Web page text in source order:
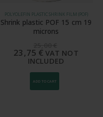
POLYOLEFIN PLASTIC SHRINK FILM (POF)
Shrink plastic POF 15 cm 19
microns
23,75 € VAT NOT
INCLUDED
ADD TO CART